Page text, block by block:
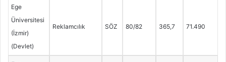
Ege
Üniversitesi
(İzmir)
(Devlet)
Reklamcılık SÖZ 80/82 365,7 71.490